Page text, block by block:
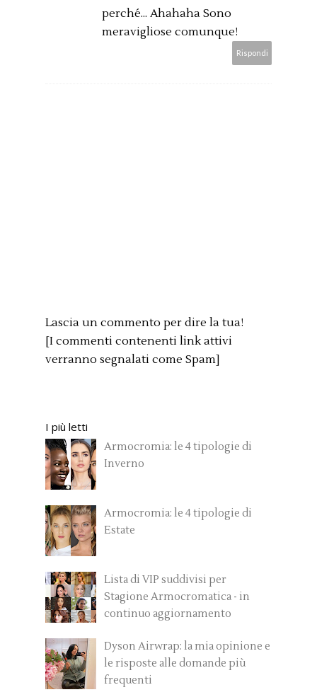
perché... Ahahaha Sono
meravigliose comunque!
Rispondi
Lascia un commento per dire la tua!
[I commenti contenenti link attivi
verranno segnalati come Spam]
I più letti
Armocromia: le 4 tipologie di
Inverno
Armocromia: le 4 tipologie di
Estate
Lista di VIP suddivisi per
Stagione Armocromatica - in
continuo aggiornamento
Dyson Airwrap: la mia opinione e
le risposte alle domande più
frequenti